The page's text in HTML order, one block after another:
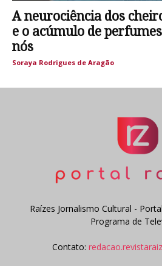
A neurociência dos
e o acúmulo de
nós
Soraya Rodrigues de Aragão
Raízes Jornalismo Cultural -
Programa de
Contato: